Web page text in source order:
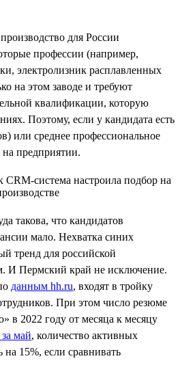
для России
профессии (например,
электролизник расплавленных
на этом заводе и требуют
квалификации, которую
Поэтому, если у кандидата есть
или среднее профессиональное
на предприятии.
такова, что кандидатов
мало. Нехватка синих
тренд для российской
И Пермский край не исключение.
данным hh.ru, входят в тройку
При этом число резюме
в 2022 году от месяца к месяцу
май, количество активных
15%, если сравнивать